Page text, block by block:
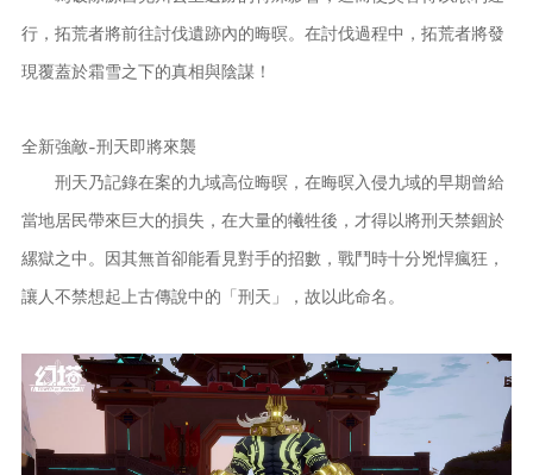
行，拓荒者將前往討伐遺跡內的晦暝。在討伐過程中，拓荒者將發
現覆蓋於霜雪之下的真相與陰謀！
全新強敵-刑天即將來襲
刑天乃記錄在案的九域高位晦暝，在晦暝入侵九域的早期曾給
當地居民帶來巨大的損失，在大量的犧牲後，才得以將刑天禁錮於
縲獄之中。因其無首卻能看見對手的招數，戰鬥時十分兇悍瘋狂，
讓人不禁想起上古傳說中的「刑天」，故以此命名。